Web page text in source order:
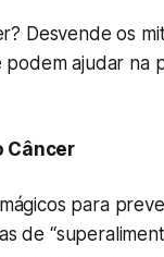
Desvende os
ajudar na
Câncer
para
de